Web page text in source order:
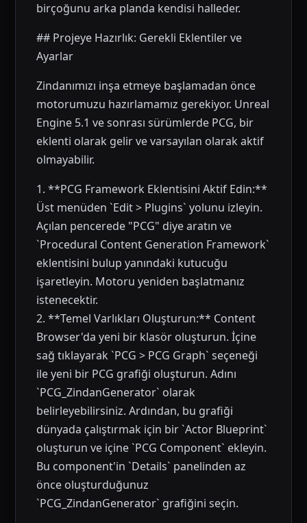
birçoğunu arka planda kendisi halleder.
## Projeye Hazırlık: Gerekli Eklentiler ve
Ayarlar
Zindanımızı inşa etmeye başlamadan önce
motorumuzu hazırlamamız gerekiyor. Unreal
Engine 5.1 ve sonrası sürümlerde PCG, bir
eklenti olarak gelir ve varsayılan olarak aktif
olmayabilir.
1. **PCG Framework Eklentisini Aktif Edin:**
Üst menüden `Edit > Plugins` yolunu izleyin.
Açılan pencerede "PCG" diye aratın ve
`Procedural Content Generation Framework`
eklentisini bulup yanındaki kutucuğu
işaretleyin. Motoru yeniden başlatmanız
istenecektir.
2. **Temel Varlıkları Oluşturun:** Content
Browser'da yeni bir klasör oluşturun. İçine
sağ tıklayarak `PCG > PCG Graph` seçeneği
ile yeni bir PCG grafiği oluşturun. Adını
`PCG_ZindanGenerator` olarak
belirleyebilirsiniz. Ardından, bu grafiği
dünyada çalıştırmak için bir `Actor Blueprint`
oluşturun ve içine `PCG Component` ekleyin.
Bu component'in `Details` panelinden az
önce oluşturduğunuz
`PCG_ZindanGenerator` grafiğini seçin.